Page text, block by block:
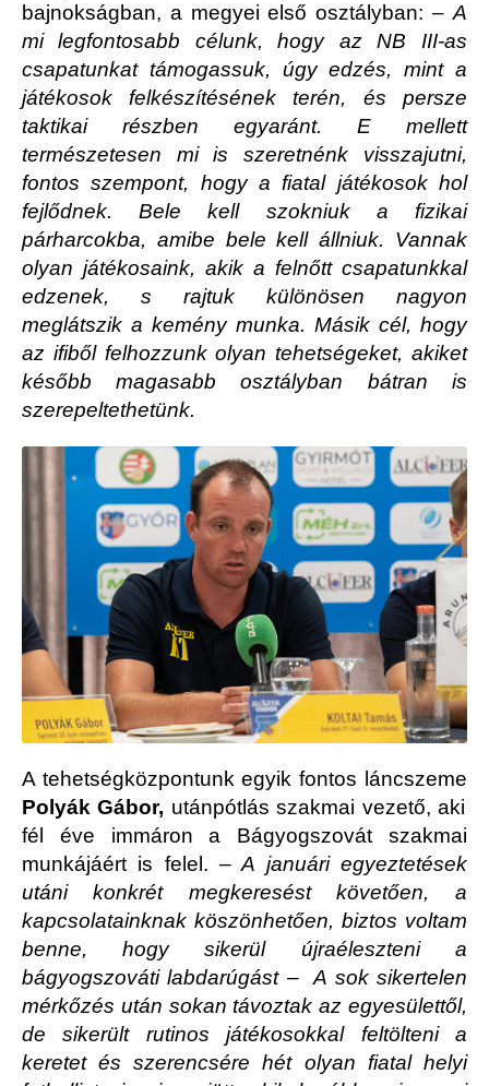
bajnokságban, a megyei első osztályban: –A
mi legfontosabb célunk, hogy az NB III-as
csapatunkat támogassuk, úgy edzés, mint a
játékosok felkészítésének terén, és persze
taktikai részben egyaránt. E mellett
természetesen mi is szeretnénk visszajutni,
fontos szempont, hogy a fiatal játékosok hol
fejlődnek. Bele kell szokniuk a fizikai
párharcokba, amibe bele kell állniuk. Vannak
olyan játékosaink, akik a felnőtt csapatunkkal
edzenek, s rajtuk különösen nagyon
meglátszik a kemény munka. Másik cél, hogy
az ifiből felhozzunk olyan tehetségeket, akiket
később magasabb osztályban bátran is
szerepeltethetünk.
A tehetségközpontunk egyik fontos láncszeme
Polyák Gábor, utánpótlás szakmai vezető, aki
fél éve immáron a Bágyogszovát szakmai
munkájáért is felel. – A januári egyeztetések
utáni konkrét megkeresést követően, a
kapcsolatainknak köszönhetően, biztos voltam
benne, hogy sikerül újraéleszteni a
bágyogszováti labdarúgást – A sok sikertelen
mérkőzés után sokan távoztak az egyesülettől,
de sikerült rutinos játékosokkal feltölteni a
keretet és szerencsére hét olyan fiatal helyi